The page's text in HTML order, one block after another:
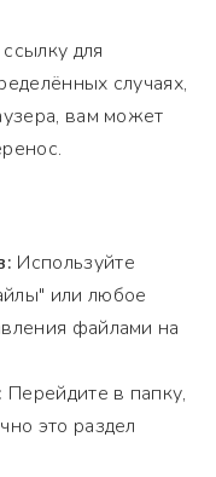
для
случаях,
вам может
Используйте
или любое
файлами на
Перейдите в папку,
это раздел